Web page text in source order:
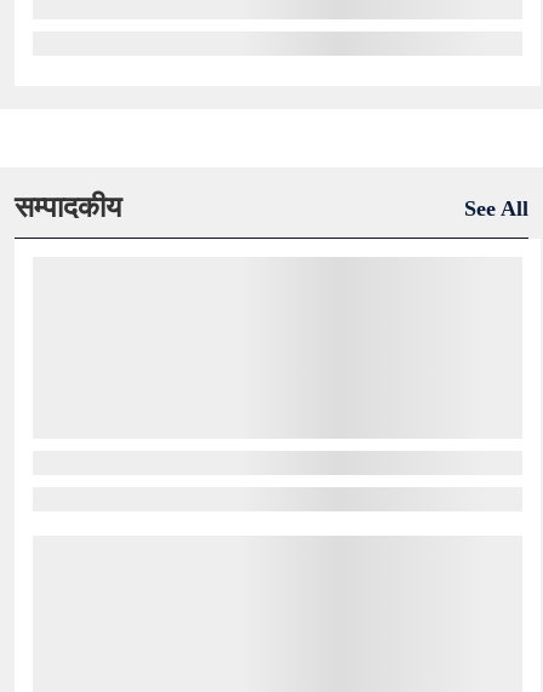
सम्पादकीय See All